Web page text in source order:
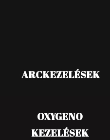
ARCKEZELÉSEK
OXYGENO
KEZELÉSEK